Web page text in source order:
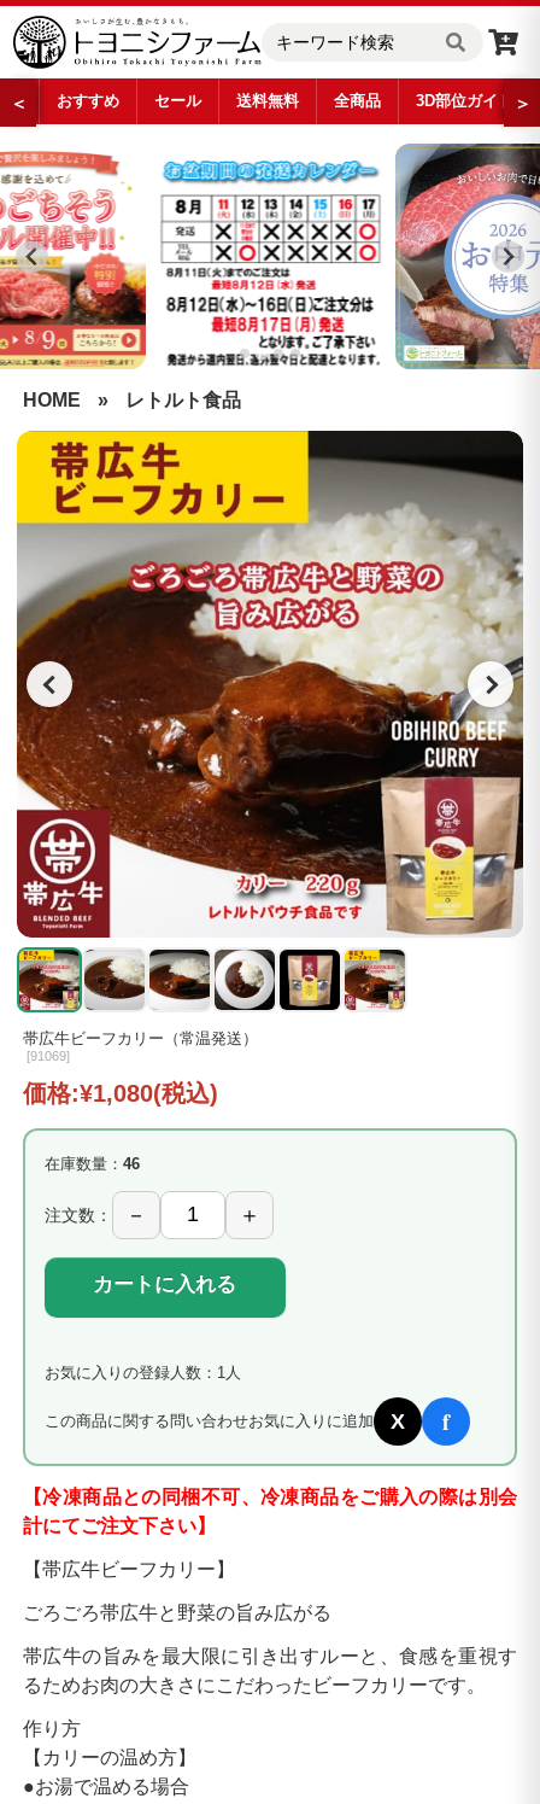
＜ おすすめ セール 送料無料 全商品 3D部位ガイド ＞
HOME » レトルト食品
帯広牛ビーフカリー（常温発送）
[91069]
価格:¥1,080(税込)
在庫数量： 46
注文数：
カートに入れる
お気に入りの登録人数：1人
この商品に関する問い合わせお気に入りに追加 X f
【冷凍商品との同梱不可、冷凍商品をご購入の際は別会
計にてご注文下さい】
【帯広牛ビーフカリー】
ごろごろ帯広牛と野菜の旨み広がる
帯広牛の旨みを最大限に引き出すルーと、食感を重視す
るためお肉の大きさにこだわったビーフカリーです。
作り方
【カリーの温め方】
●お湯で温める場合